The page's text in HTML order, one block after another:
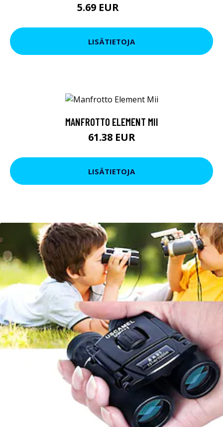
5.69 EUR
LISÄTIETOJA
MANFROTTO ELEMENT MII
61.38 EUR
LISÄTIETOJA